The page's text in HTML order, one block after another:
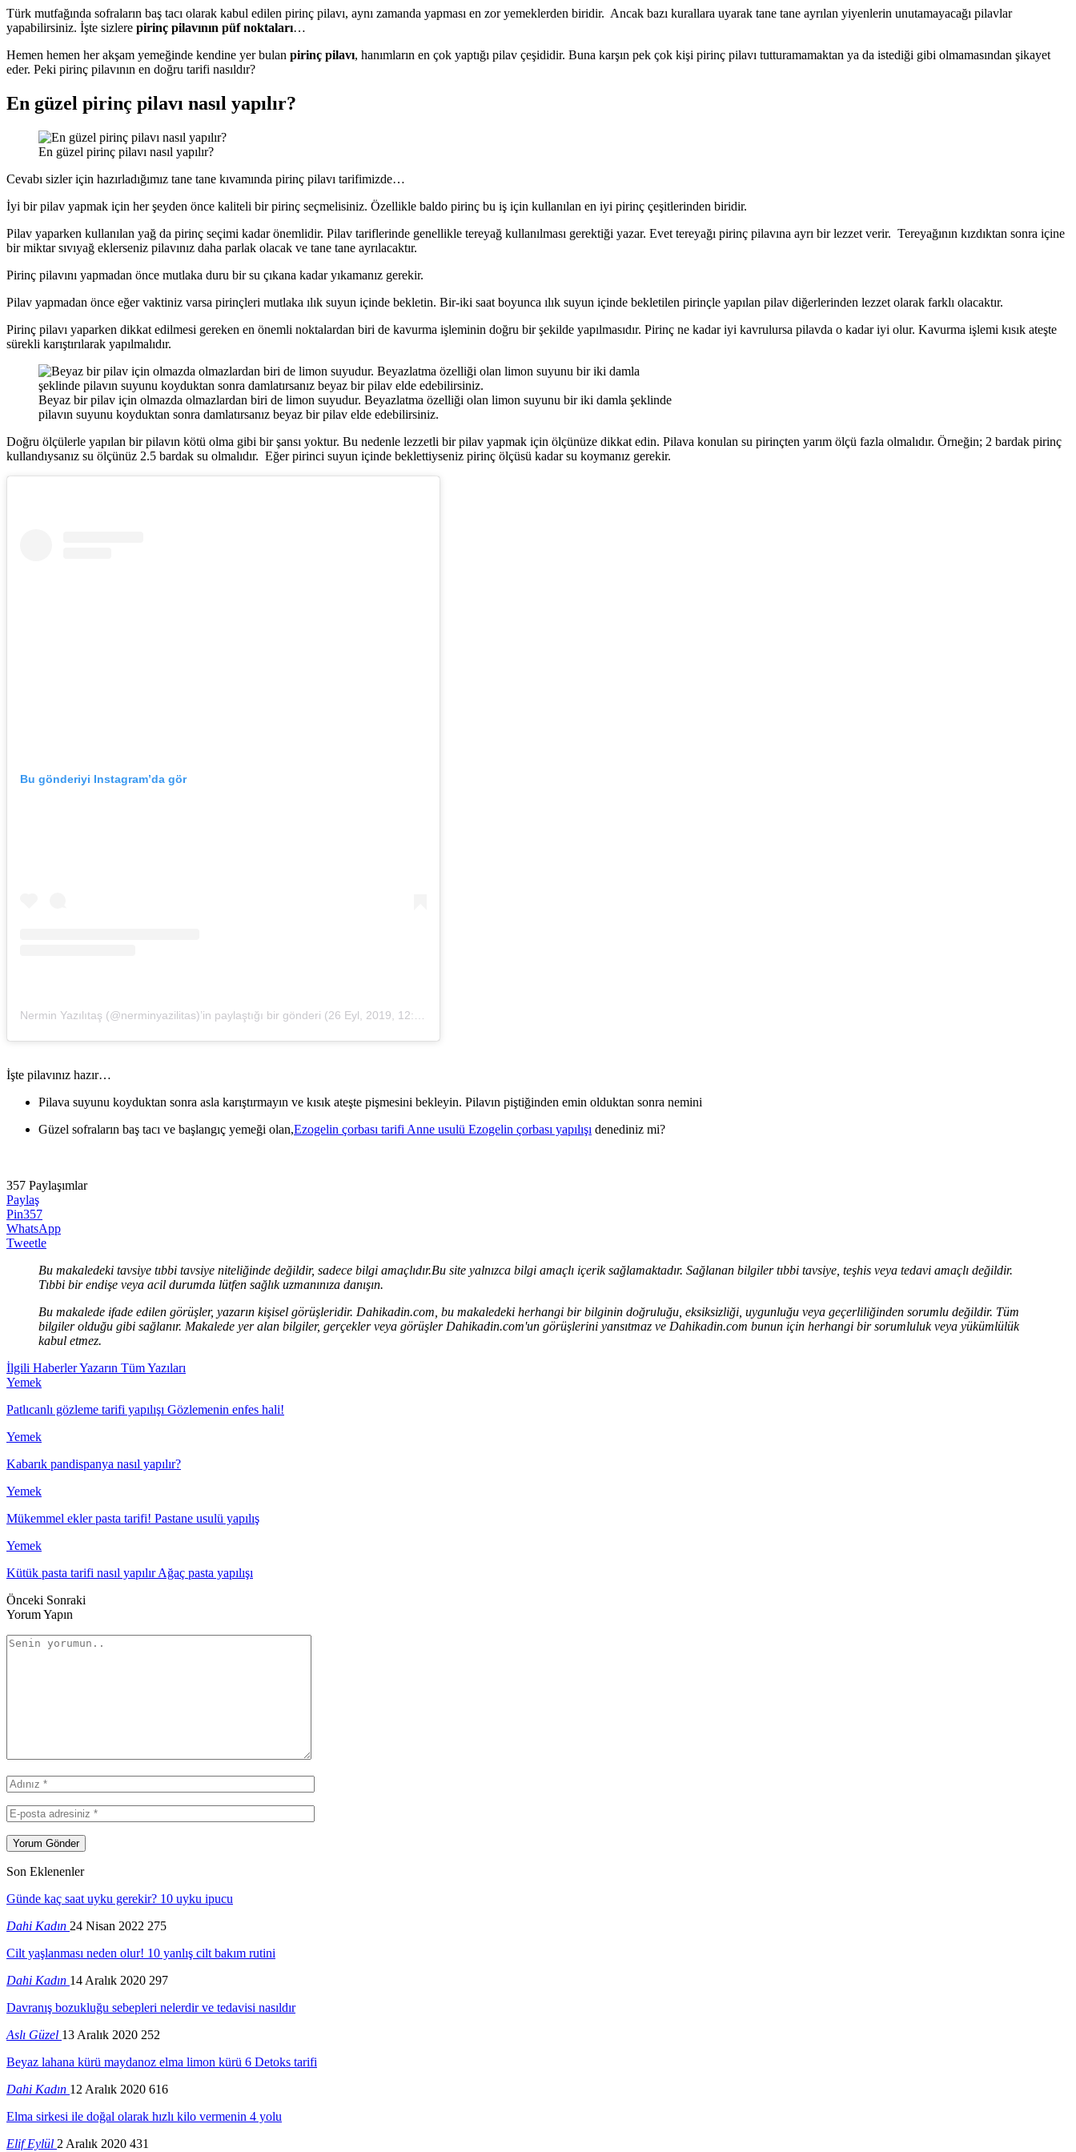
Türk mutfağında sofraların baş tacı olarak kabul edilen pirinç pilavı, aynı zamanda yapması en zor yemeklerden biridir. Ancak bazı kurallara uyarak tane tane ayrılan yiyenlerin unutamayacağı pilavlar
yapabilirsiniz. İşte sizlere pirinç pilavının püf noktaları…
Hemen hemen her akşam yemeğinde kendine yer bulan pirinç pilavı, hanımların en çok yaptığı pilav çeşididir. Buna karşın pek çok kişi pirinç pilavı tutturamamaktan ya da istediği gibi olmamasından şikayet
eder. Peki pirinç pilavının en doğru tarifi nasıldır?
En güzel pirinç pilavı nasıl yapılır?
En güzel pirinç pilavı nasıl yapılır?
Cevabı sizler için hazırladığımız tane tane kıvamında pirinç pilavı tarifimizde…
İyi bir pilav yapmak için her şeyden önce kaliteli bir pirinç seçmelisiniz. Özellikle baldo pirinç bu iş için kullanılan en iyi pirinç çeşitlerinden biridir.
Pilav yaparken kullanılan yağ da pirinç seçimi kadar önemlidir. Pilav tariflerinde genellikle tereyağ kullanılması gerektiği yazar. Evet tereyağı pirinç pilavına ayrı bir lezzet verir. Tereyağının kızdıktan sonra içine
bir miktar sıvıyağ eklerseniz pilavınız daha parlak olacak ve tane tane ayrılacaktır.
Pirinç pilavını yapmadan önce mutlaka duru bir su çıkana kadar yıkamanız gerekir.
Pilav yapmadan önce eğer vaktiniz varsa pirinçleri mutlaka ılık suyun içinde bekletin. Bir-iki saat boyunca ılık suyun içinde bekletilen pirinçle yapılan pilav diğerlerinden lezzet olarak farklı olacaktır.
Pirinç pilavı yaparken dikkat edilmesi gereken en önemli noktalardan biri de kavurma işleminin doğru bir şekilde yapılmasıdır. Pirinç ne kadar iyi kavrulursa pilavda o kadar iyi olur. Kavurma işlemi kısık ateşte
sürekli karıştırılarak yapılmalıdır.
Beyaz bir pilav için olmazda olmazlardan biri de limon suyudur. Beyazlatma özelliği olan limon suyunu bir iki damla şeklinde
pilavın suyunu koyduktan sonra damlatırsanız beyaz bir pilav elde edebilirsiniz.
Doğru ölçülerle yapılan bir pilavın kötü olma gibi bir şansı yoktur. Bu nedenle lezzetli bir pilav yapmak için ölçünüze dikkat edin. Pilava konulan su pirinçten yarım ölçü fazla olmalıdır. Örneğin; 2 bardak pirinç
kullandıysanız su ölçünüz 2.5 bardak su olmalıdır. Eğer pirinci suyun içinde beklettiyseniz pirinç ölçüsü kadar su koymanız gerekir.
Bu gönderiyi Instagram’da gör
Nermin Yazılıtaş (@nerminyazilitas)’in paylaştığı bir gönderi (26 Eyl, 2019, 12:51ös PDT
İşte pilavınız hazır…
Pilava suyunu koyduktan sonra asla karıştırmayın ve kısık ateşte pişmesini bekleyin. Pilavın piştiğinden emin olduktan sonra nemini
Güzel sofraların baş tacı ve başlangıç yemeği olan,Ezogelin çorbası tarifi Anne usulü Ezogelin çorbası yapılışı denediniz mi?
357 Paylaşımlar
Paylaş
Pin357
WhatsApp
Tweetle
Bu makaledeki tavsiye tıbbi tavsiye niteliğinde değildir, sadece bilgi amaçlıdır.Bu site yalnızca bilgi amaçlı içerik sağlamaktadır. Sağlanan bilgiler tıbbi tavsiye, teşhis veya tedavi amaçlı değildir.
Tıbbi bir endişe veya acil durumda lütfen sağlık uzmanınıza danışın.
Bu makalede ifade edilen görüşler, yazarın kişisel görüşleridir. Dahikadin.com, bu makaledeki herhangi bir bilginin doğruluğu, eksiksizliği, uygunluğu veya geçerliliğinden sorumlu değildir. Tüm
bilgiler olduğu gibi sağlanır. Makalede yer alan bilgiler, gerçekler veya görüşler Dahikadin.com'un görüşlerini yansıtmaz ve Dahikadin.com bunun için herhangi bir sorumluluk veya yükümlülük
kabul etmez.
İlgili HaberlerYazarın Tüm Yazıları
Yemek
Patlıcanlı gözleme tarifi yapılışı Gözlemenin enfes hali!
Yemek
Kabarık pandispanya nasıl yapılır?
Yemek
Mükemmel ekler pasta tarifi! Pastane usulü yapılış
Yemek
Kütük pasta tarifi nasıl yapılır Ağaç pasta yapılışı
Önceki Sonraki
Yorum Yapın
Son Eklenenler
Günde kaç saat uyku gerekir? 10 uyku ipucu
Dahi Kadın 24 Nisan 2022 275
Cilt yaşlanması neden olur! 10 yanlış cilt bakım rutini
Dahi Kadın 14 Aralık 2020 297
Davranış bozukluğu sebepleri nelerdir ve tedavisi nasıldır
Aslı Güzel 13 Aralık 2020 252
Beyaz lahana kürü maydanoz elma limon kürü 6 Detoks tarifi
Dahi Kadın 12 Aralık 2020 616
Elma sirkesi ile doğal olarak hızlı kilo vermenin 4 yolu
Elif Eylül 2 Aralık 2020 431